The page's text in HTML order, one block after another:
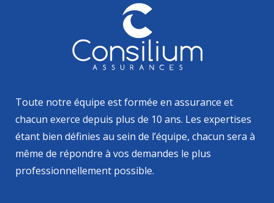
Toute notre équipe est formée en assurance et
chacun exerce depuis plus de 10 ans. Les expertises
étant bien définies au sein de l’équipe, chacun sera à
même de répondre à vos demandes le plus
professionnellement possible.